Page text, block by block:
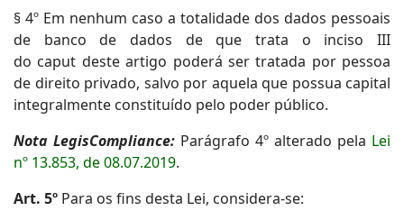
§ 4º Em nenhum caso a totalidade dos dados pessoais
de banco de dados de que trata o inciso III
do caput deste artigo poderá ser tratada por pessoa
de direito privado, salvo por aquela que possua capital
integralmente constituído pelo poder público.
Nota LegisCompliance: Parágrafo 4º alterado pela Lei
nº 13.853, de 08.07.2019.
Art. 5º Para os fins desta Lei, considera-se: